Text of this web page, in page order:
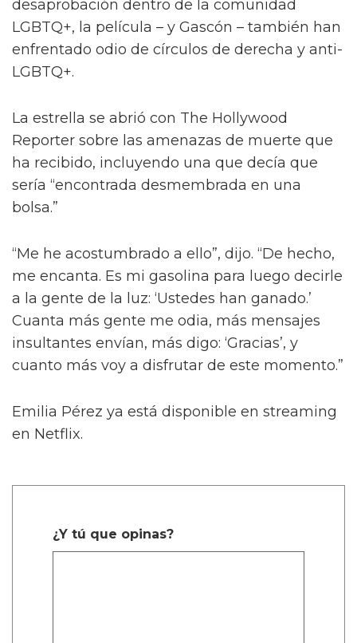
desaprobación dentro de la comunidad
LGBTQ+, la película – y Gascón – también han
enfrentado odio de círculos de derecha y anti-
LGBTQ+.
La estrella se abrió con The Hollywood
Reporter sobre las amenazas de muerte que
ha recibido, incluyendo una que decía que
sería “encontrada desmembrada en una
bolsa.”
“Me he acostumbrado a ello”, dijo. “De hecho,
me encanta. Es mi gasolina para luego decirle
a la gente de la luz: ‘Ustedes han ganado.’
Cuanta más gente me odia, más mensajes
insultantes envían, más digo: ‘Gracias’, y
cuanto más voy a disfrutar de este momento.”
Emilia Pérez ya está disponible en streaming
en Netflix.
¿Y tú que opinas?